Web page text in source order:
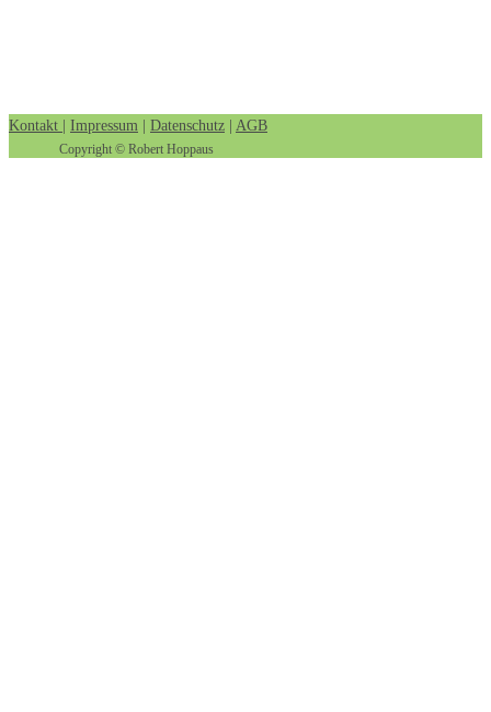
Kontakt Impressum Datenschutz AGB
Copyright © Robert Hoppaus